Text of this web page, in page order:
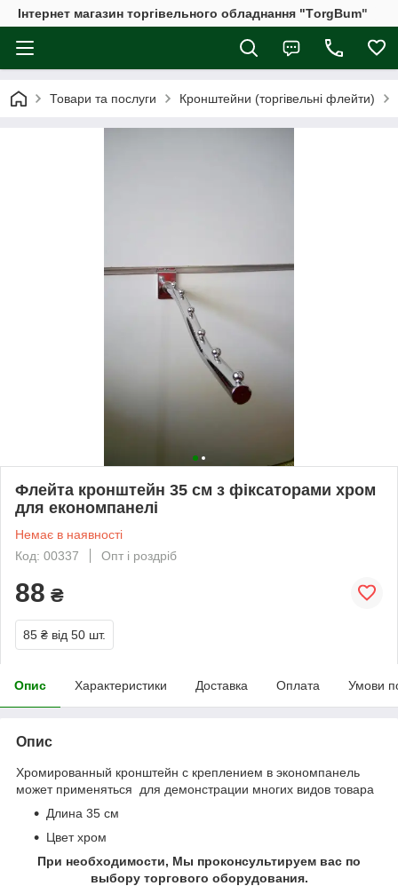
Інтернет магазин торгівельного обладнання "ТorgBum"
Товари та послуги Кронштейни (торгівельні флейти)
Флейта кронштейн 35 см з фіксаторами хром
для економпанелі
Немає в наявності
Код: 00337
Опт і роздріб
88 ₴
85 ₴ від 50 шт.
Опис Характеристики Доставка Оплата Умови
Опис
Хромированный кронштейн с креплением в экономпанель
может применяться для демонстрации многих видов товара
Длина 35 см
Цвет хром
При необходимости, Мы проконсультируем вас по
выбору торгового оборудования.